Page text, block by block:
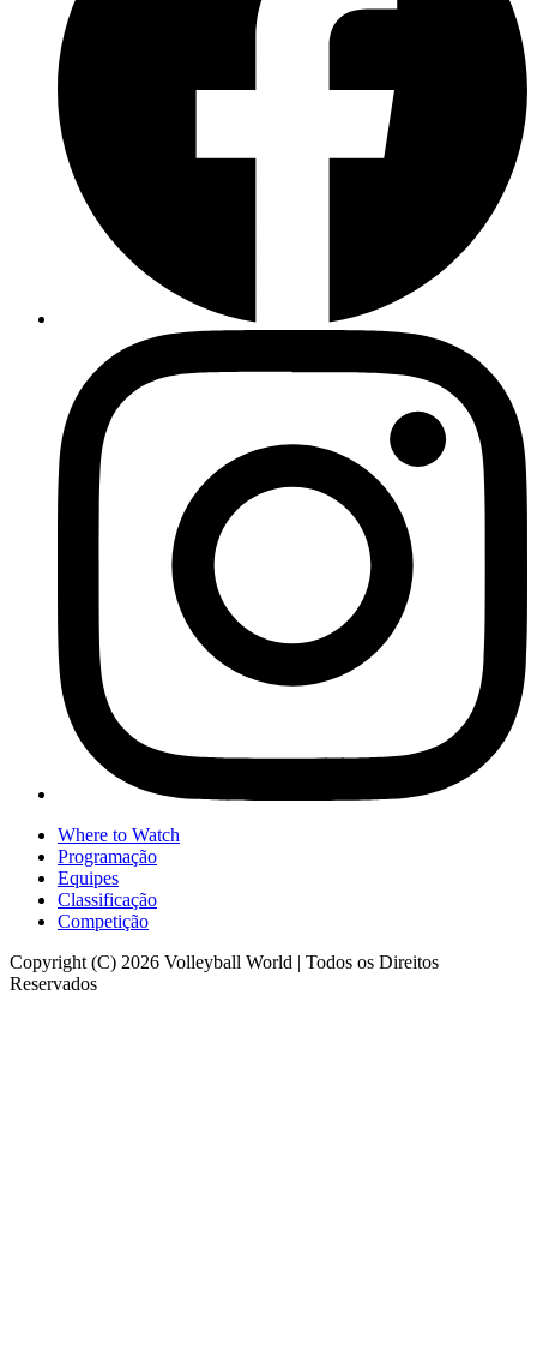
Where to Watch
Programação
Equipes
Classificação
Competição
Copyright (C) 2026 Volleyball World | Todos os Direitos
Reservados